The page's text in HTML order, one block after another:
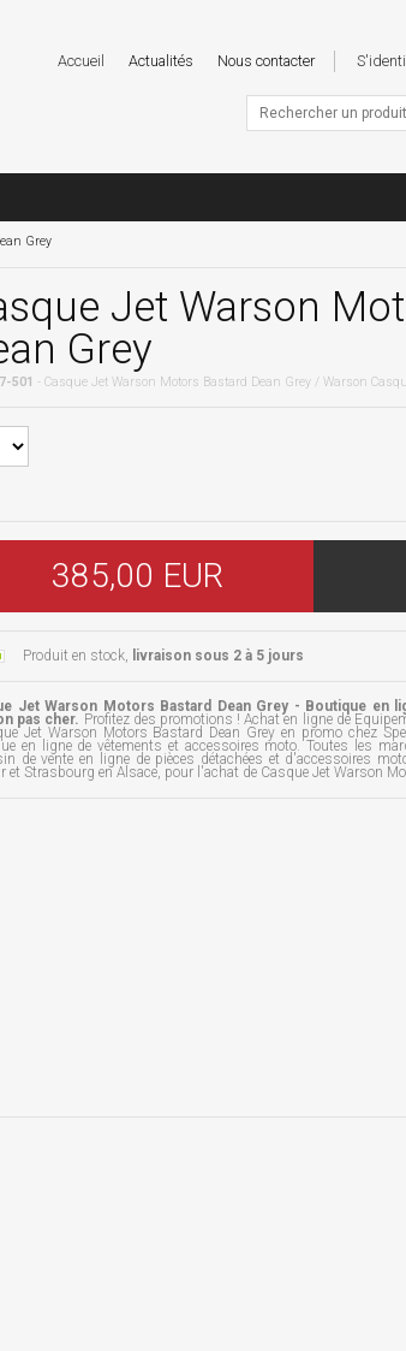
Accueil Actualités Nous contacter
Grey
Jet Warson
Grey
501 - Casque Jet Warson Motors Bastard Dean Grey / Warson
385,00 EUR
Produit en stock, livraison sous 2 à 5 jours
Jet Warson Motors Bastard Dean Grey - Boutique en
pas cher. Profitez des promotions ! Achat en ligne de
Jet Warson Motors Bastard Dean Grey en promo chez
en ligne de vêtements et accessoires moto. Toutes les
de vente en ligne de pièces détachées et d'accessoires
et Strasbourg en Alsace, pour l'achat de Casque Jet Warson